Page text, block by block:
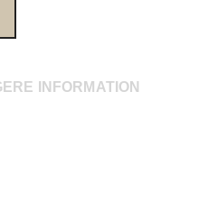
INFORMATION